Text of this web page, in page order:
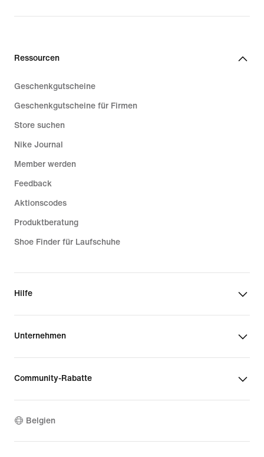
34,99 €
Ressourcen
Geschenkgutscheine
Geschenkgutscheine für Firmen
Store suchen
Nike Journal
Member werden
Feedback
Aktionscodes
Produktberatung
Shoe Finder für Laufschuhe
Hilfe
Unternehmen
Community-Rabatte
Belgien